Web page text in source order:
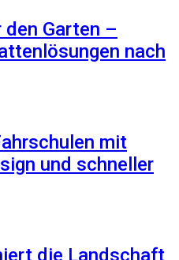
Garten –
nach
mit
und schneller
die Landschaft